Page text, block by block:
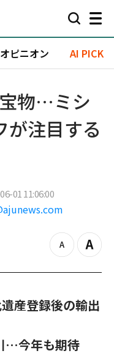
オピニオン AI PICK
物…ミシ
が注目する
01 11:06:00
z
o
u
Z
o
n
産登録後の輸出
…今年も期待